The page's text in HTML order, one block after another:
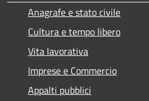
Anagrafe e stato civile
Cultura e tempo libero
Vita lavorativa
Imprese e Commercio
Appalti pubblici